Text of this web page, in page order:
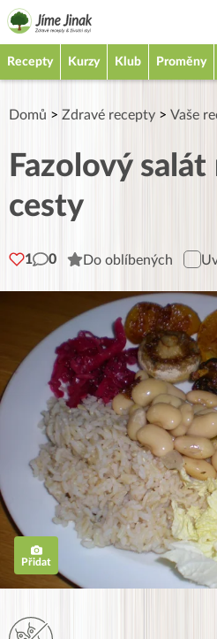
Recepty Kurzy Klub Proměny
Domů > Zdravé recepty > Vaše
Fazolový salát
cesty
1 0 Do oblíbených
Přidat